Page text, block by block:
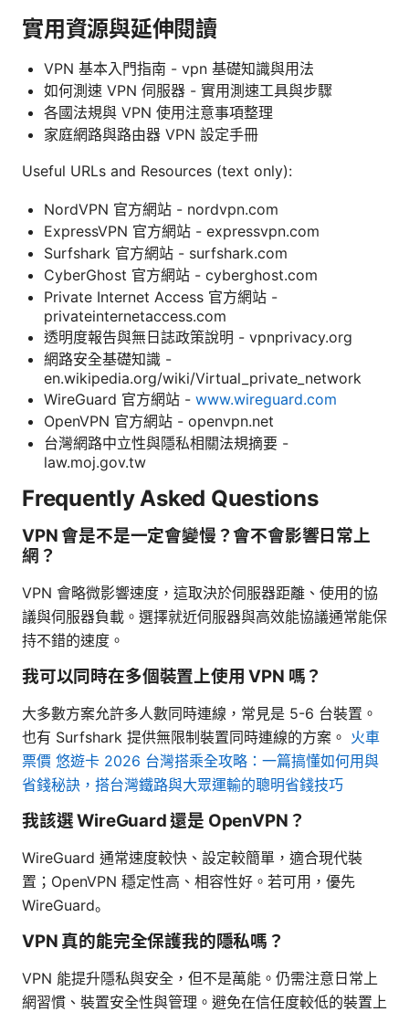
實用資源與延伸閱讀
VPN 基本入門指南 - vpn 基礎知識與用法
如何測速 VPN 伺服器 - 實用測速工具與步驟
各國法規與 VPN 使用注意事項整理
家庭網路與路由器 VPN 設定手冊
Useful URLs and Resources (text only):
NordVPN 官方網站 - nordvpn.com
ExpressVPN 官方網站 - expressvpn.com
Surfshark 官方網站 - surfshark.com
CyberGhost 官方網站 - cyberghost.com
Private Internet Access 官方網站 -
privateinternetaccess.com
透明度報告與無日誌政策說明 - vpnprivacy.org
網路安全基礎知識 -
en.wikipedia.org/wiki/Virtual_private_network
WireGuard 官方網站 - www.wireguard.com
OpenVPN 官方網站 - openvpn.net
台灣網路中立性與隱私相關法規摘要 -
law.moj.gov.tw
Frequently Asked Questions
VPN 會是不是一定會變慢？會不會影響日常上
網？
VPN 會略微影響速度，這取決於伺服器距離、使用的協
議與伺服器負載。選擇就近伺服器與高效能協議通常能保
持不錯的速度。
我可以同時在多個裝置上使用 VPN 嗎？
大多數方案允許多人數同時連線，常見是 5-6 台裝置。
也有 Surfshark 提供無限制裝置同時連線的方案。 火車
票價 悠遊卡 2026 台灣搭乘全攻略：一篇搞懂如何用與
省錢秘訣，搭台灣鐵路與大眾運輸的聰明省錢技巧
我該選 WireGuard 還是 OpenVPN？
WireGuard 通常速度較快、設定較簡單，適合現代裝
置；OpenVPN 穩定性高、相容性好。若可用，優先
WireGuard。
VPN 真的能完全保護我的隱私嗎？
VPN 能提升隱私與安全，但不是萬能。仍需注意日常上
網習慣、裝置安全性與管理。避免在信任度較低的裝置上